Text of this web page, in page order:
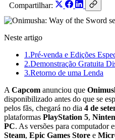
Compartilhar:
Neste artigo
1.Pré-venda e Edições
2.Demonstração Gratuita
3.Retorno de uma Lenda
A Capcom anunciou que
disponibilizado antes do que se
pelos fãs, chegará no dia 4 de
plataformas PlayStation 5,
PC. As versões para computador
Steam, Epic Games Store e